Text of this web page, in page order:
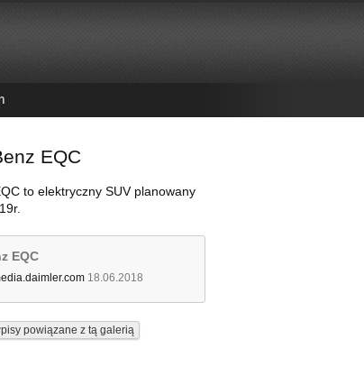
EQC
to elektryczny SUV planowany
EQC
18.06.2018
powiązane z tą galerią